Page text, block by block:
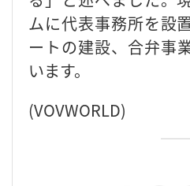
ムに代表事務所を設
ートの建設、合弁事
います。
(VOVWORLD)